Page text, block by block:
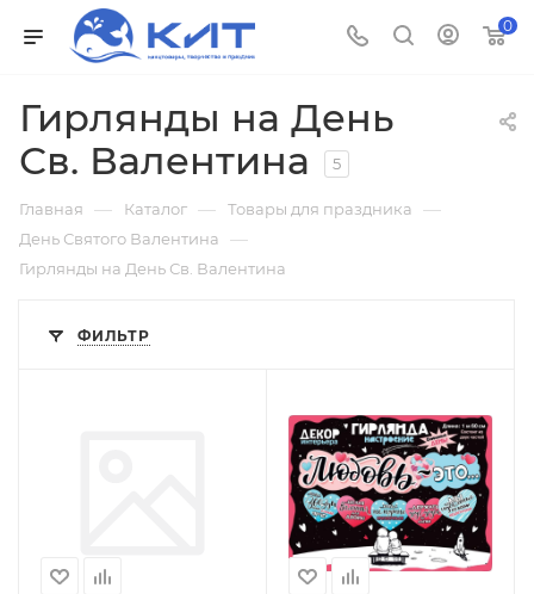
0
Гирлянды на День
Св. Валентина
5
Главная — Каталог — Товары для праздника —
День Святого Валентина —
Гирлянды на День Св. Валентина
ФИЛЬТР